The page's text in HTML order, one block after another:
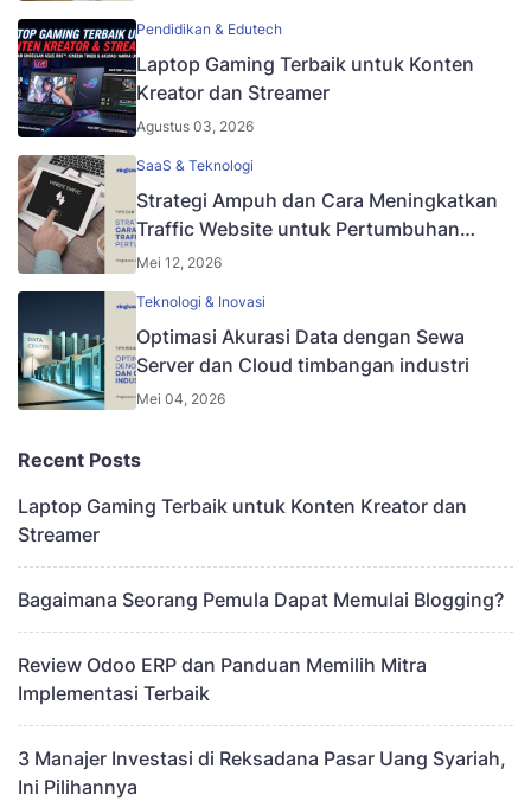
Pendidikan & Edutech
Laptop Gaming Terbaik untuk Konten
Kreator dan Streamer
Agustus 03, 2026
SaaS & Teknologi
Strategi Ampuh dan Cara Meningkatkan
Traffic Website untuk Pertumbuhan
Bisnis
Mei 12, 2026
Teknologi & Inovasi
Optimasi Akurasi Data dengan Sewa
Server dan Cloud timbangan industri
Mei 04, 2026
Recent Posts
Laptop Gaming Terbaik untuk Konten Kreator dan
Streamer
Bagaimana Seorang Pemula Dapat Memulai Blogging?
Review Odoo ERP dan Panduan Memilih Mitra
Implementasi Terbaik
3 Manajer Investasi di Reksadana Pasar Uang Syariah,
Ini Pilihannya